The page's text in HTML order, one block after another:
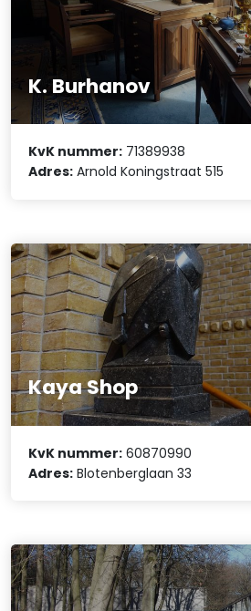
K. Burhanov
KvK nummer: 71389938
Adres: Arnold Koningstraat 515
Kaya Shop
KvK nummer: 60870990
Adres: Blotenberglaan 33